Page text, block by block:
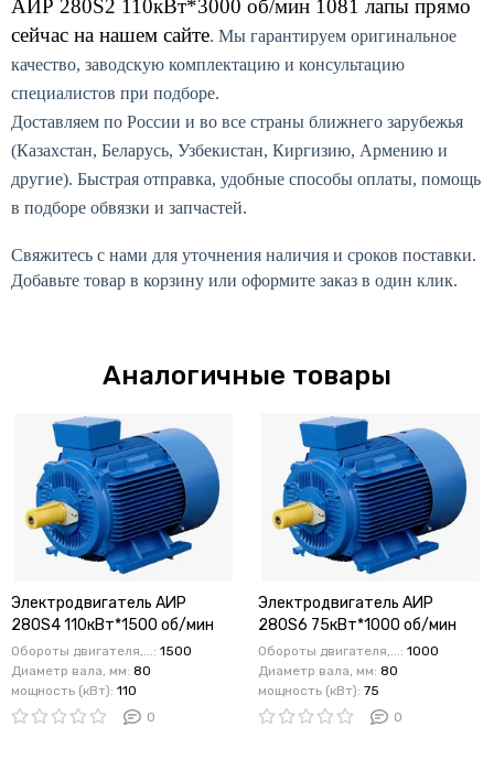
АИР 280S2 110кВт*3000 об/мин 1081 лапы прямо
сейчас на нашем сайте. Мы гарантируем оригинальное
качество, заводскую комплектацию и консультацию
специалистов при подборе.
Доставляем по России и во все страны ближнего зарубежья
(Казахстан, Беларусь, Узбекистан, Киргизию, Армению и
другие). Быстрая отправка, удобные способы оплаты, помощь
в подборе обвязки и запчастей.
Свяжитесь с нами для уточнения наличия и сроков поставки.
Добавьте товар в корзину или оформите заказ в один клик.
Аналогичные товары
Электродвигатель АИР
280S4 110кВт*1500 об/мин
1081 лапы
Обороты двигателя,...: 1500
Диаметр вала, мм: 80
мощность (кВт): 110
0
Электродвигатель АИР
280S6 75кВт*1000 об/мин
1081 лапы
Обороты двигателя,...: 1000
Диаметр вала, мм: 80
мощность (кВт): 75
0